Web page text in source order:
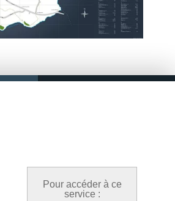
Pour accéder à ce
service :